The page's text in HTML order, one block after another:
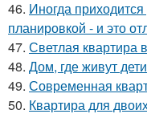
46. Иногда
планировкой - и это
47. Светлая квартира
48. Дом, где живут
49. Современная
50. Квартира для